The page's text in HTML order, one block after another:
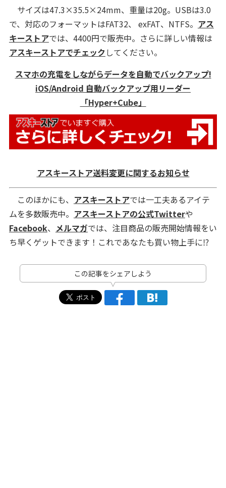
サイズは47.3×35.5×24mm、重量は20g。USBは3.0
で、対応のフォーマットはFAT32、 exFAT、NTFS。 アス
キーストアでは、4400円で販売中。さらに詳しい情報は
アスキーストアでチェックしてください。
スマホの充電をしながらデータを自動でバックアップ!
iOS/Android 自動バックアップ用リーダー
「Hyper+Cube」
アスキーストア送料変更に関するお知らせ
このほかにも、 アスキーストアでは一工夫あるアイテ
ムを多数販売中。 アスキーストアの公式Twitterや
Facebook、 メルマガでは、注目商品の販売開始情報をい
ち早くゲットできます！これであなたも買い物上手に⁉
この記事をシェアしよう